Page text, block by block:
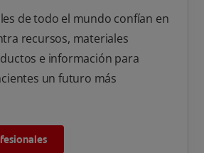
de todo el mundo confían en
recursos, materiales
e información para
un futuro más